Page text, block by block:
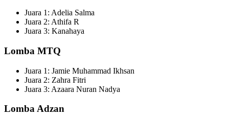
Juara 1: Adelia Salma
Juara 2: Athifa R
Juara 3: Kanahaya
Lomba MTQ
Juara 1: Jamie Muhammad Ikhsan
Juara 2: Zahra Fitri
Juara 3: Azaara Nuran Nadya
Lomba Adzan